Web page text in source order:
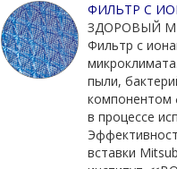
ФИЛЬТР С
ЗДОРОВЫЙ
Фильтр с
пыли,
компонентом
в процессе
вставки